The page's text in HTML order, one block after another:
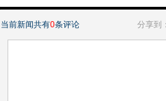
当前新闻共有0条评论 分享到：